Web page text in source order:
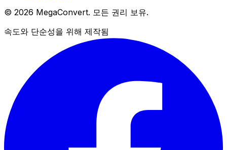
© 2026 MegaConvert. 모든 권리 보유.
속도와 단순성을 위해 제작됨